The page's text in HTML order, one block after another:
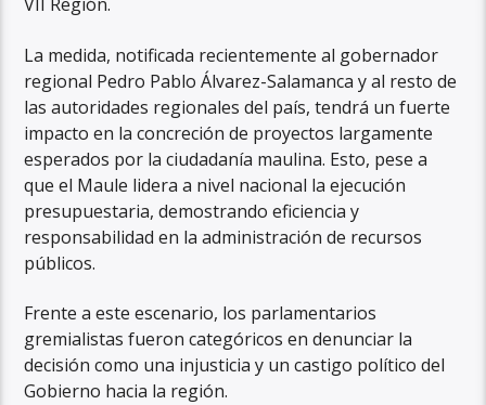
La medida, notificada recientemente al gobernador
regional Pedro Pablo Álvarez-Salamanca y al resto de
las autoridades regionales del país, tendrá un fuerte
impacto en la concreción de proyectos largamente
esperados por la ciudadanía maulina. Esto, pese a
que el Maule lidera a nivel nacional la ejecución
presupuestaria, demostrando eficiencia y
responsabilidad en la administración de recursos
públicos.
Frente a este escenario, los parlamentarios
gremialistas fueron categóricos en denunciar la
decisión como una injusticia y un castigo político del
Gobierno hacia la región.